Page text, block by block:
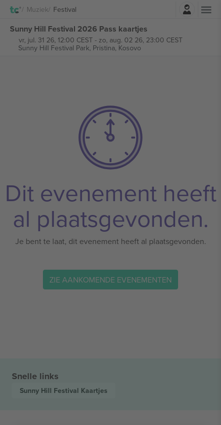
Muziek Festival
Sunny Hill Festival 2026 Pass kaartjes
vr, jul. 31 26, 12:00 CEST- zo, aug. 02 26, 23:00 CEST
Sunny Hill Festival Park, Pristina, Kosovo
Dit evenement heeft
al plaatsgevonden.
Je bent te laat, dit evenement heeft al plaatsgevonden.
ZIE AANKOMENDE EVENEMENTEN
Snelle links
Sunny Hill Festival Kaartjes